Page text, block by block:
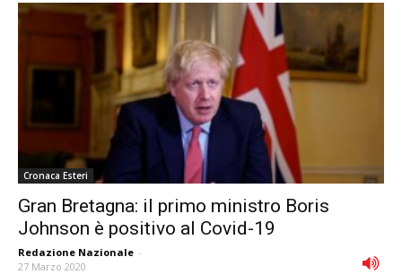
Cronaca Esteri
Gran Bretagna: il primo ministro Boris
Johnson è positivo al Covid-19
Redazione Nazionale -
27 Marzo 2020